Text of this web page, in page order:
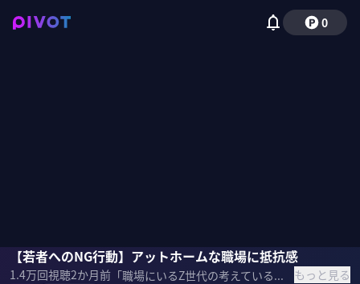
0
【若者へのNG行動】アットホームな職場に抵抗感
1.4万回視聴2か月前 「職場にいるZ世代の考えていることがわからない……」「どう接したらうまく意思疎通できるのだろうか……」。 30～50代のビジネスパーソンが思い悩む、Z世代との関わり方。良好な関係を構築するためのコミュニケーション法とは何なのか。毎月200人の若者を対象にインタビューを行っているSHIBUYA109 lab.所長・長田麻衣氏に話を伺った。 ＜ゲスト＞ 長田麻衣｜SHIBUYA109 lab.所長 総合マーケティング会社を経て、SHIBUYA109エンタテイメントに入社。2018年に若者マーケティング機関「SHIBUYA109 lab.」を設立。現在は毎月200人の若者と接する毎日を過ごしている。 ＜参考書籍＞ 『ほめられると気まずすぎてしぬZ世代、ほめて伸ばそうと必死になる上司世代』 長田麻衣（著）徳間書店（刊） もっと見る
上重聡長田麻衣